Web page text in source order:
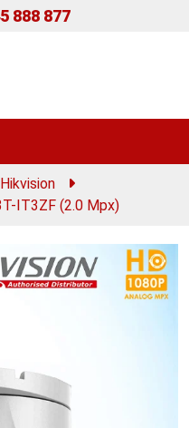
888 877
IT3ZF (2.0 Mpx)